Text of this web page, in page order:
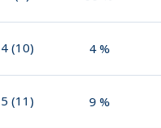
4 (10) 4 %
5 (11) 9 %